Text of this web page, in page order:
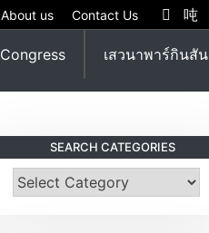
About us Contact Us
Congress เสวนาพาร์กินสัน
SEARCH CATEGORIES
S
e